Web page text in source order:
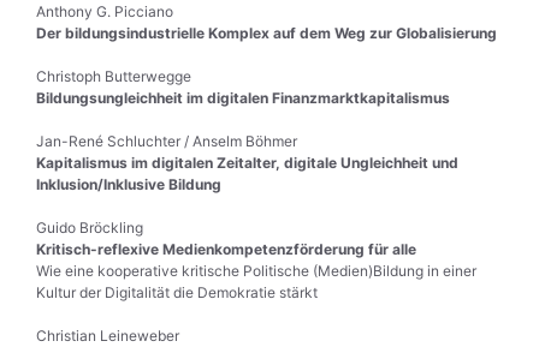
Anthony G. Picciano
Der bildungsindustrielle Komplex auf dem Weg zur Globalisierung
Christoph Butterwegge
Bildungsungleichheit im digitalen Finanzmarktkapitalismus
Jan-René Schluchter / Anselm Böhmer
Kapitalismus im digitalen Zeitalter, digitale Ungleichheit und
Inklusion/Inklusive Bildung
Guido Bröckling
Kritisch-reflexive Medienkompetenzförderung für alle
Wie eine kooperative kritische Politische (Medien)Bildung in einer
Kultur der Digitalität die Demokratie stärkt
Christian Leineweber